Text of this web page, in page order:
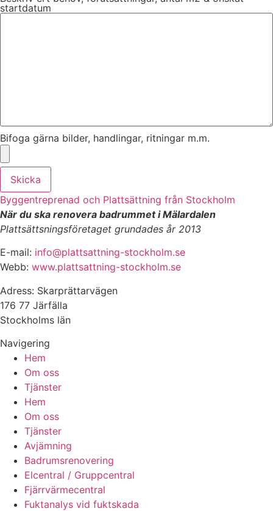
startdatum
Bifoga gärna bilder, handlingar, ritningar m.m.
Skicka
Byggentreprenad och Plattsättning från Stockholm
När du ska renovera badrummet i Mälardalen
Plattsättsningsföretaget grundades år 2013
E-mail: info@plattsattning-stockholm.se
Webb: www.plattsattning-stockholm.se
Adress: Skarprättarvägen
176 77 Järfälla
Stockholms län
Navigering
Hem
Om oss
Tjänster
Hem
Om oss
Tjänster
Avjämning
Badrumsrenovering
Elcentral / Gruppcentral
Fjärrvärmecentral
Fuktanalys vid fuktskada